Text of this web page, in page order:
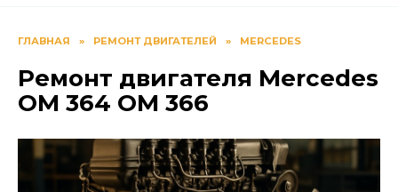
ГЛАВНАЯ » РЕМОНТ ДВИГАТЕЛЕЙ » MERCEDES
Ремонт двигателя Mercedes
OM 364 OM 366